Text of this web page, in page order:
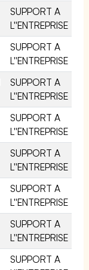
SUPPORT A
L''ENTREPRISE
SUPPORT A
L''ENTREPRISE
SUPPORT A
L''ENTREPRISE
SUPPORT A
L''ENTREPRISE
SUPPORT A
L''ENTREPRISE
SUPPORT A
L''ENTREPRISE
SUPPORT A
L''ENTREPRISE
SUPPORT A